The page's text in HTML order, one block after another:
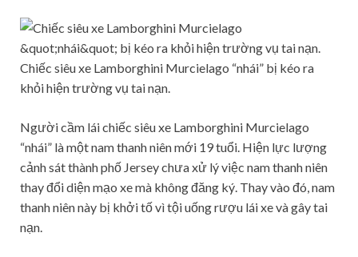
Chiếc siêu xe Lamborghini Murcielago “nhái” bị kéo ra
khỏi hiện trường vụ tai nạn.
Người cầm lái chiếc siêu xe Lamborghini Murcielago
“nhái” là một nam thanh niên mới 19 tuổi. Hiện lực lượng
cảnh sát thành phố Jersey chưa xử lý việc nam thanh niên
thay đổi diện mạo xe mà không đăng ký. Thay vào đó, nam
thanh niên này bị khởi tố vì tội uống rượu lái xe và gây tai
nạn.